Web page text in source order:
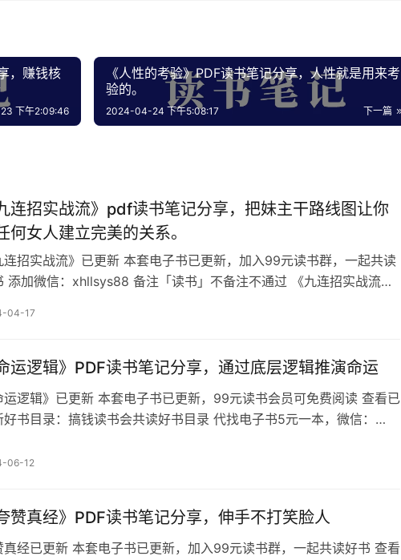
，赚钱核
下午2:09:46
《人性的考验》PDF读书笔记分享，人性就是用来考
验的。
下一篇
2024-04-24 下午5:08:17
连招实战流》pdf读书笔记分享，把妹主干路线图让你
何女人建立完美的关系。
连招实战流》已更新 本套电子书已更新，加入99元读书群，一起共读
添加微信：xhllsys88 备注「读书」不备注不通过 《九连招实战流》
我将用最真诚的态度…
04-17
运逻辑》PDF读书笔记分享，通过底层逻辑推演命运
运逻辑》已更新 本套电子书已更新，99元读书会员可免费阅读 查看已
好书目录：搞钱读书会共读好书目录 代找电子书5元一本，微信：
，就是用实物运行规律去推演实物发展走向，这也可以推理一个人命
06-12
赞真经》PDF读书笔记分享，伸手不打笑脸人
真经已更新 本套电子书已更新，加入99元读书群，一起共读好书 查看